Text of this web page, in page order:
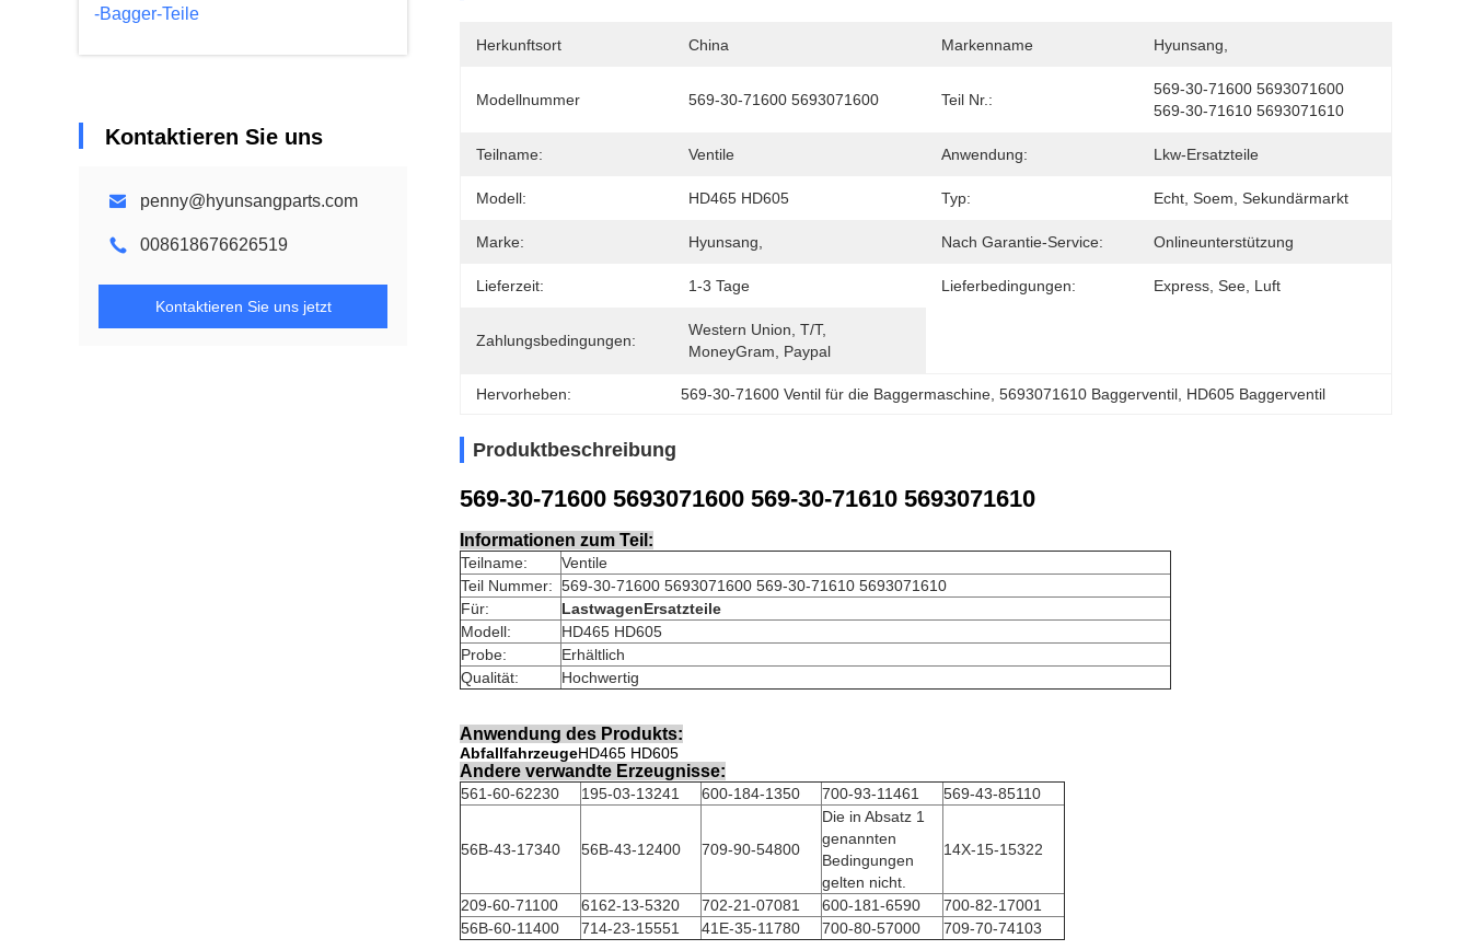
-Bagger-Teile
Kontaktieren Sie uns
penny@hyunsangparts.com
008618676626519
Kontaktieren Sie uns jetzt
Herkunftsort China Markenname Hyunsang,
Modellnummer 569-30-71600 5693071600 Teil Nr.:
569-30-71600 5693071600
569-30-71610 5693071610
Teilname: Ventile Anwendung: Lkw-Ersatzteile
Modell: HD465 HD605 Typ: Echt, Soem, Sekundärmarkt
Marke: Hyunsang, Nach Garantie-Service: Onlineunterstützung
Lieferzeit: 1-3 Tage Lieferbedingungen: Express, See, Luft
Zahlungsbedingungen:
Western Union, T/T,
MoneyGram, Paypal
Hervorheben: 569-30-71600 Ventil für die Baggermaschine , 5693071610 Baggerventil HD605 Baggerventil
Produktbeschreibung
569-30-71600 5693071600 569-30-71610 5693071610
Informationen zum Teil:
Teilname:
Ventile
Teil Nummer: 569-30-71600 5693071600 569-30-71610 5693071610
Für:
LastwagenErsatzteile
Modell:
HD465 HD605
Probe:
Erhältlich
Qualität:
Hochwertig
Anwendung des Produkts:
AbfallfahrzeugeHD465 HD605
Andere verwandte Erzeugnisse:
561-60-62230 195-03-13241 600-184-1350 700-93-11461 569-43-85110
56B-43-17340 56B-43-12400 709-90-54800
Die in Absatz 1
genannten
Bedingungen
gelten nicht.
14X-15-15322
209-60-71100 6162-13-5320 702-21-07081 600-181-6590
700-82-17001
56B-60-11400
714-23-15551 41E-35-11780 700-80-57000 709-70-74103